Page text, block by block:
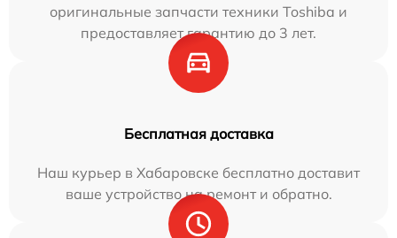
оригинальные запчасти техники Toshiba и
предоставляет гарантию до 3 лет.
Бесплатная доставка
Наш курьер в Хабаровске бесплатно доставит
ваше устройство на ремонт и обратно.